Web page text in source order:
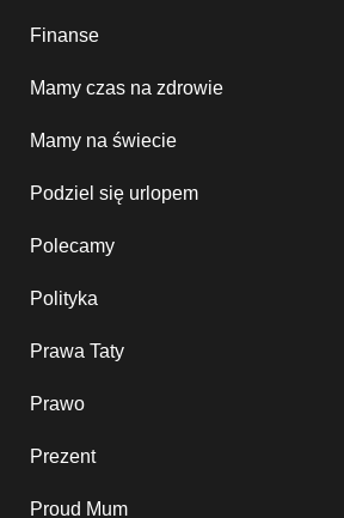
Finanse
Mamy czas na zdrowie
Mamy na świecie
Podziel się urlopem
Polecamy
Polityka
Prawa Taty
Prawo
Prezent
Proud Mum